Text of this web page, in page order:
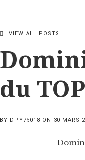
du
BY DPY75018 ON 30 MARS
VIEW ALL POSTS